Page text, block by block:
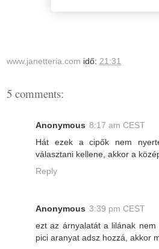
www.janetteria.com idő: 21:31
5 comments:
Anonymous 8:17 am CEST
Hát ezek a cipők nem
választani kellene, akkor a
Reply
Anonymous 3:39 pm CEST
ezt az árnyalatát a lilának
pici aranyat adsz hozzá, akkor